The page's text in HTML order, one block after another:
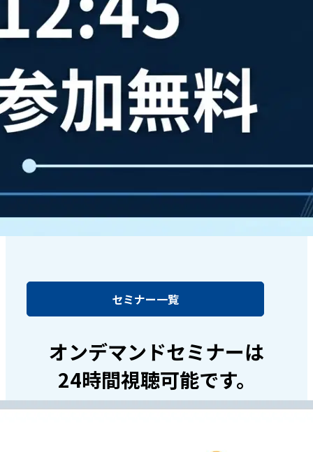
セミナー一覧
オンデマンドセミナーは
24時間視聴可能です。